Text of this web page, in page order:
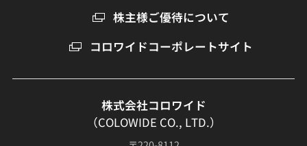
株主様ご優待について
コロワイドコーポレートサイト
株式会社コロワイド
（COLOWIDE CO., LTD.）